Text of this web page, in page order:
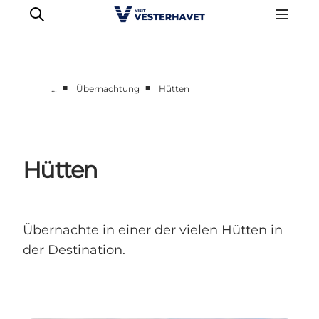
Unsere Städte
Essen & Übernachtung
Plane deine Reise
… ■ Übernachtung ■ Hütten
Hütten
Übernachte in einer der vielen Hütten in
der Destination.